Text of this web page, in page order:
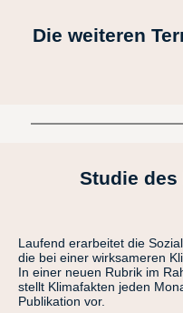
Die weiteren
Studie des
Laufend erarbeitet die
die bei einer wirksameren
In einer neuen Rubrik im
stellt Klimafakten jeden
Publikation vor.